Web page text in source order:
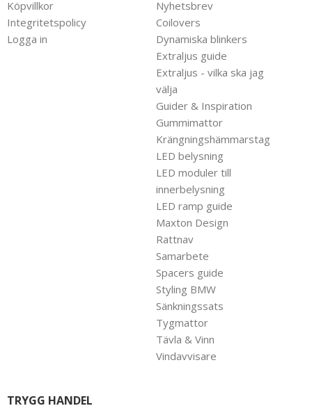
Köpvillkor
Integritetspolicy
Logga in
Nyhetsbrev
Coilovers
Dynamiska blinkers
Extraljus guide
Extraljus - vilka ska jag
välja
Guider & Inspiration
Gummimattor
Krängningshämmarstag
LED belysning
LED moduler till
innerbelysning
LED ramp guide
Maxton Design
Rattnav
Samarbete
Spacers guide
Styling BMW
Sänkningssats
Tygmattor
Tävla & Vinn
Vindavvisare
TRYGG HANDEL